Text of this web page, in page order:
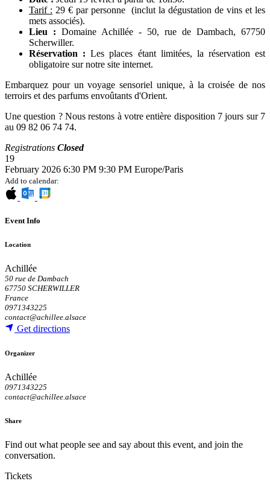
Tarif : 29 € par personne (inclut la dégustation de vins et les
mets associés).
Lieu : Domaine Achillée - 50, rue de Dambach, 67750
Scherwiller.
Réservation : Les places étant limitées, la réservation est
obligatoire sur notre site internet.
Embarquez pour un voyage sensoriel unique, à la croisée de nos
terroirs et des parfums envoûtants d'Orient.
Une question ? Nous restons à votre entière disposition 7 jours sur 7
au 09 82 06 74 74.
Registrations Closed
19
February 2026 6:30 PM 9:30 PM Europe/Paris
Add to calendar:
Event Info
Location
Achillée
50 rue de Dambach
67750 SCHERWILLER
France
0971343225
contact@achillee.alsace
Get directions
Organizer
Achillée
0971343225
contact@achillee.alsace
Share
Find out what people see and say about this event, and join the
conversation.
Tickets